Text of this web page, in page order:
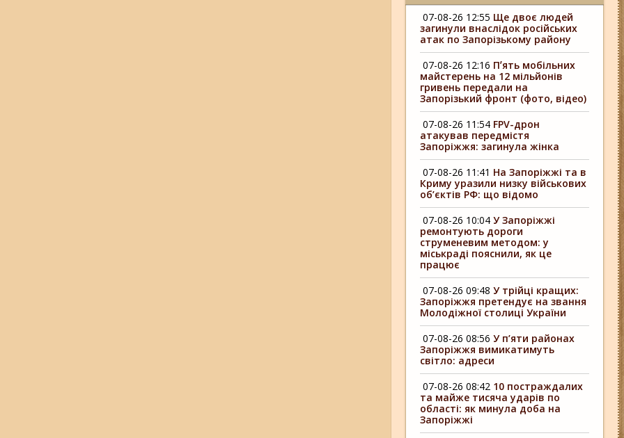
07-08-26 12:55 Ще двоє людей
загинули внаслідок російських
атак по Запорізькому району
07-08-26 12:16 Пʼять мобільних
майстерень на 12 мільйонів
гривень передали на
Запорізький фронт (фото, відео)
07-08-26 11:54 FPV-дрон
атакував передмістя
Запоріжжя: загинула жінка
07-08-26 11:41 На Запоріжжі та в
Криму уразили низку військових
об’єктів РФ: що відомо
07-08-26 10:04 У Запоріжжі
ремонтують дороги
струменевим методом: у
міськраді пояснили, як це
працює
07-08-26 09:48 У трійці кращих:
Запоріжжя претендує на звання
Молодіжної столиці України
07-08-26 08:56 У п’яти районах
Запоріжжя вимикатимуть
світло: адреси
07-08-26 08:42 10 постраждалих
та майже тисяча ударів по
області: як минула доба на
Запоріжжі